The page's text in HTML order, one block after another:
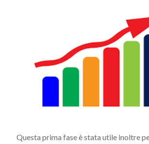
Questa prima fase è stata utile inoltre